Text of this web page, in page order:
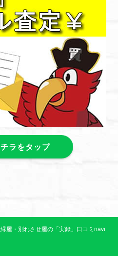
ラをタップ
屋・別れさせ屋の「実録」口コミnavi